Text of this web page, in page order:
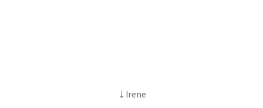
↓Irene